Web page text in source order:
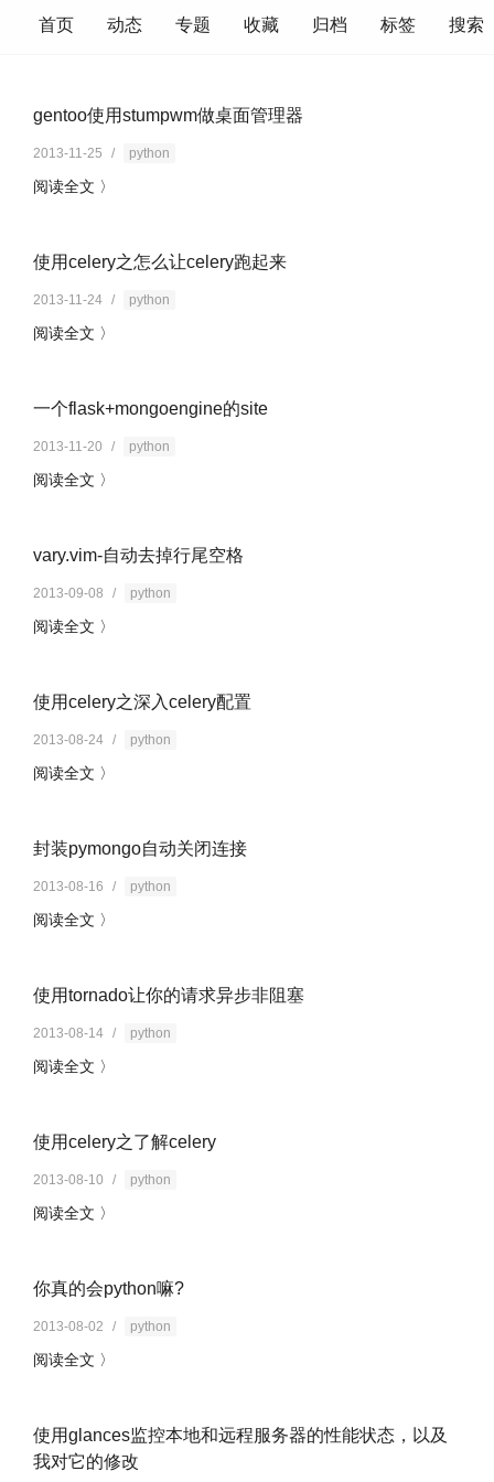
首页 动态 专题 收藏 归档 标签 搜索
gentoo使用stumpwm做桌面管理器
2013-11-25 / python
阅读全文 〉
使用celery之怎么让celery跑起来
2013-11-24 / python
阅读全文 〉
一个flask+mongoengine的site
2013-11-20 / python
阅读全文 〉
vary.vim-自动去掉行尾空格
2013-09-08 / python
阅读全文 〉
使用celery之深入celery配置
2013-08-24 / python
阅读全文 〉
封装pymongo自动关闭连接
2013-08-16 / python
阅读全文 〉
使用tornado让你的请求异步非阻塞
2013-08-14 / python
阅读全文 〉
使用celery之了解celery
2013-08-10 / python
阅读全文 〉
你真的会python嘛?
2013-08-02 / python
阅读全文 〉
使用glances监控本地和远程服务器的性能状态，以及
我对它的修改